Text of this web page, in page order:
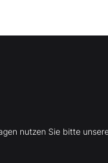
nutzen Sie bitte